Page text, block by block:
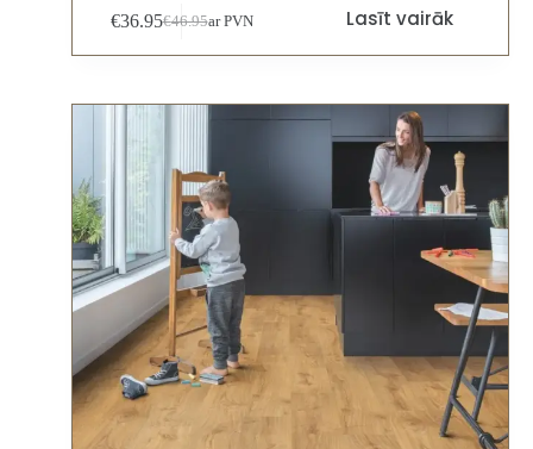
€46.95
€36.95 ar PVN Lasīt vairāk